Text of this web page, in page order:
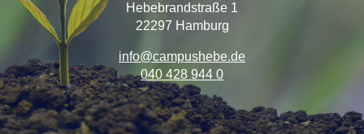
Hebebrandstraße 1
22297 Hamburg
info@campushebe.de
040 428 944 0